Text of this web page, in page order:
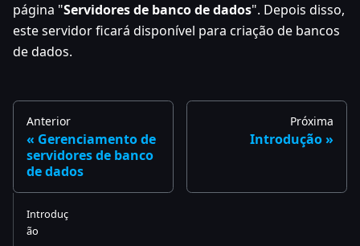
página "Servidores de banco de dados". Depois disso,
este servidor ficará disponível para criação de bancos
de dados.
Anterior
Gerenciamento de
servidores de banco
de dados
Próxima
Introdução
Introduç
ão